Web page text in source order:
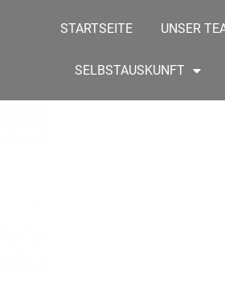
STARTSEITE UNSER
SELBSTAUSKUNFT